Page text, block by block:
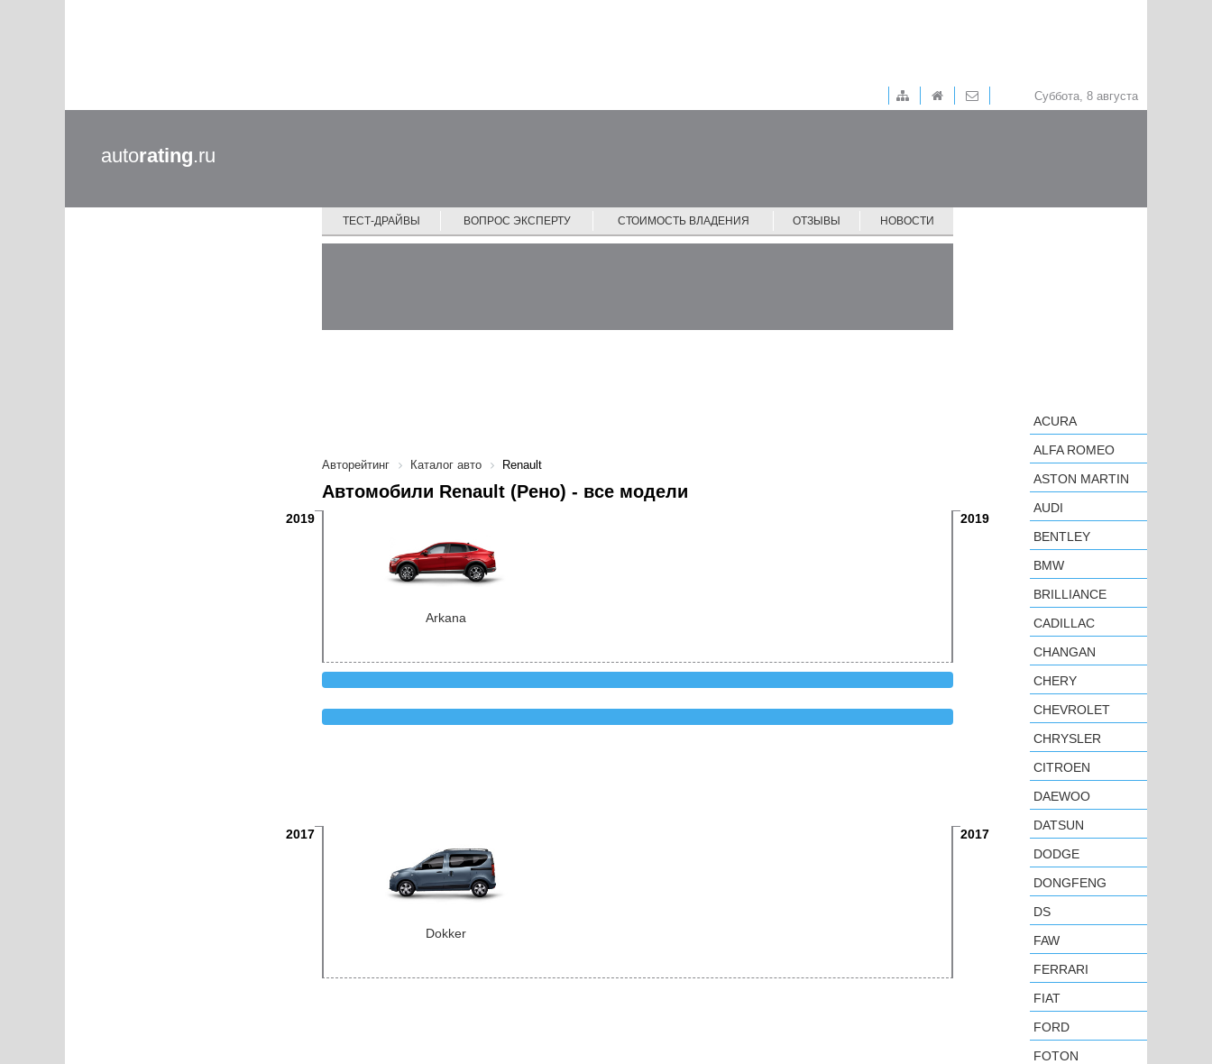
Суббота, 8 августа
autorating.ru
ТЕСТ-ДРАЙВЫ ВОПРОС ЭКСПЕРТУ СТОИМОСТЬ ВЛАДЕНИЯ ОТЗЫВЫ НОВОСТИ
Авторейтинг Каталог авто Renault
Автомобили Renault (Рено) - все модели
2019 2019
Arkana
2017 2017
Dokker
ACURA
ALFA ROMEO
ASTON MARTIN
AUDI
BENTLEY
BMW
BRILLIANCE
CADILLAC
CHANGAN
CHERY
CHEVROLET
CHRYSLER
CITROEN
DAEWOO
DATSUN
DODGE
DONGFENG
DS
FAW
FERRARI
FIAT
FORD
FOTON